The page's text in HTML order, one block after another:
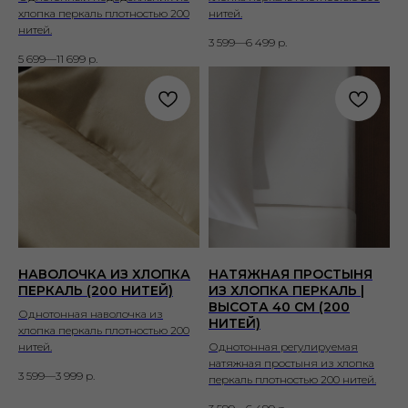
хлопка перкаль плотностью 200
нитей.
5 699—11 699 р.
нитей.
3 599—6 499 р.
НАВОЛОЧКА ИЗ ХЛОПКА
ПЕРКАЛЬ (200 НИТЕЙ)
Однотонная наволочка из
хлопка перкаль плотностью 200
нитей.
3 599—3 999 р.
НАТЯЖНАЯ ПРОСТЫНЯ
ИЗ ХЛОПКА ПЕРКАЛЬ |
ВЫСОТА 40 СМ (200
НИТЕЙ)
Однотонная регулируемая
натяжная простыня из хлопка
перкаль плотностью 200 нитей.